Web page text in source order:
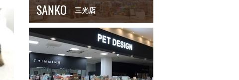
SANKO 三光店